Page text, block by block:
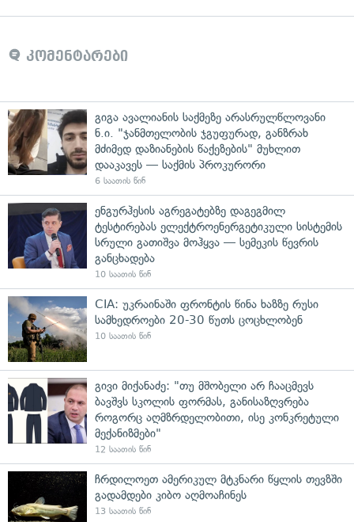
კომენტარები
გიგა ავალიანის საქმეზე არასრულწლოვანი
ნ.ი. "ჯანმთელობის ჯგუფურად, განზრახ
მძიმედ დაზიანების წაქეზების" მუხლით
დააკავეს — საქმის პროკურორი
6 საათის წინ
ენგურჰესის აგრეგატებზე დაგეგმილ
ტესტირებას ელექტროენერგეტიკული სისტემის
სრული გათიშვა მოჰყვა — სემეკის წევრის
განცხადება
10 საათის წინ
CIA: უკრაინაში ფრონტის წინა ხაზზე რუსი
სამხედროები 20-30 წუთს ცოცხლობენ
10 საათის წინ
გივი მიქანაძე: "თუ მშობელი არ ჩააცმევს
ბავშვს სკოლის ფორმას, განისაზღვრება
როგორც აღმზრდელობითი, ისე კონკრეტული
მექანიზმები"
12 საათის წინ
ჩრდილოეთ ამერიკულ მტკნარი წყლის თევზში
გადამდები კიბო აღმოაჩინეს
13 საათის წინ